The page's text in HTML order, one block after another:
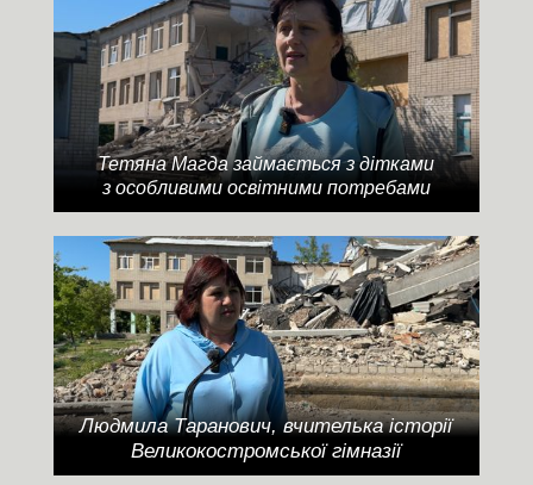
Тетяна Магда займається з дітками
з особливими освітними потребами
Людмила Таранович, вчителька історії
Великокостромської гімназії